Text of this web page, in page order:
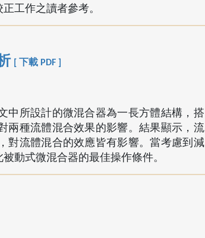
工作之讀者參考。
[ 下載 PDF ]
中所設計的微混合器為一長方體結構，搭
兩種流體混合效果的影響。結果顯示，流
對流體混合的效應皆有影響。當考慮到減
動式微混合器的最佳操作條件。